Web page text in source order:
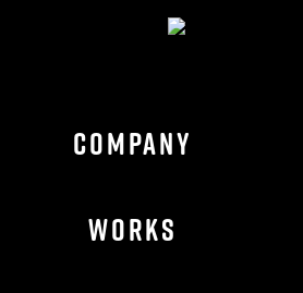
COMPANY
WORKS